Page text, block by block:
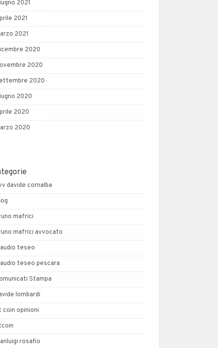
2021
2021
2021
2020
2020
2020
2020
2020
2020
davide cornalba
mafrici
mafrici avvocato
teseo
teseo pescara
Stampa
lombardi
coin opinioni
rosafio